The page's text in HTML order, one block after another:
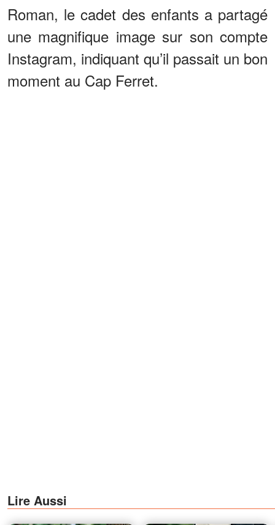
Roman, le cadet des enfants a partagé
une magnifique image sur son compte
Instagram, indiquant qu’il passait un bon
moment au Cap Ferret.
Lire Aussi